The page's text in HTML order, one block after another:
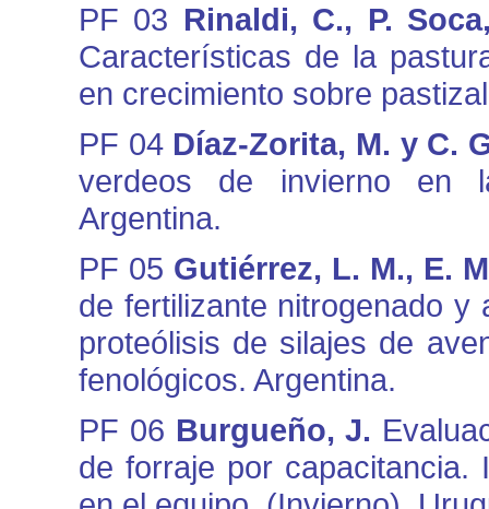
PF 03 Rinaldi, C., P.
Características de la
en crecimiento sobre
PF 04 Díaz-Zorita, M. y C.
verdeos de invierno en
Argentina.
PF 05 Gutiérrez, L. M., E.
de fertilizante nitrogenado
proteólisis de silajes de
fenológicos. Argentina.
PF 06 Burgueño, J.
de forraje por capacitancia.